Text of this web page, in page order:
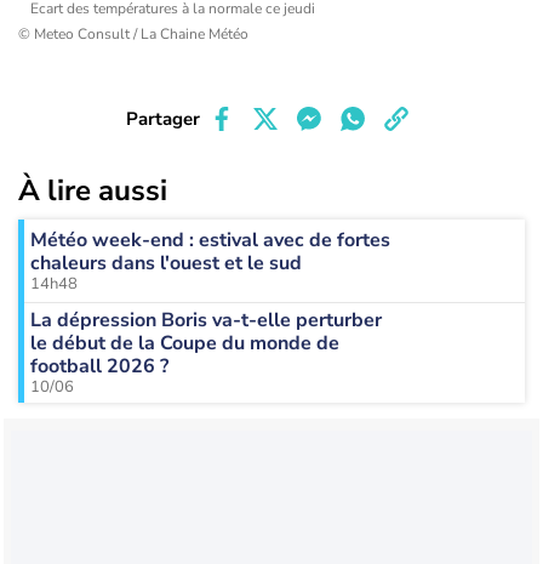
Ecart des températures à la normale ce jeudi
© Meteo Consult / La Chaine Météo
Partager
À lire aussi
Météo week-end : estival avec de fortes
chaleurs dans l'ouest et le sud
14h48
La dépression Boris va-t-elle perturber
le début de la Coupe du monde de
football 2026 ?
10/06